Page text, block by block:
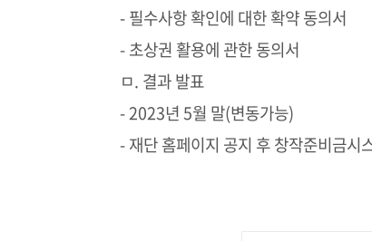
- 필수사항 확인에 대한 확약 동의서
- 초상권 활용에 관한 동의서
ㅁ. 결과 발표
- 2023년 5월 말(변동가능)
- 재단 홈페이지 공지 후 창작준비금시